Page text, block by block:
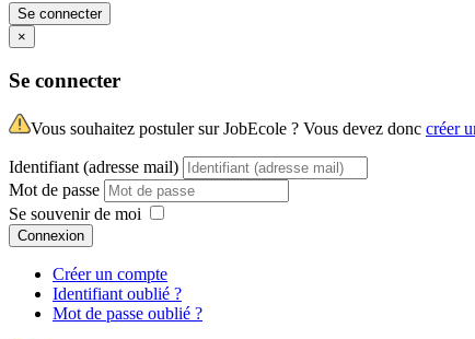
Se connecter
×
Se connecter
Vous souhaitez postuler sur JobEcole ? Vous devez donc créer
Identifiant (adresse mail)
Mot de passe
Se souvenir de moi
Connexion
Créer un compte
Identifiant oublié ?
Mot de passe oublié ?